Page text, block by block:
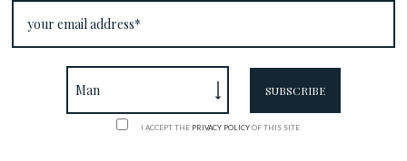
I ACCEPT THE PRIVACY POLICY OF THIS SITE